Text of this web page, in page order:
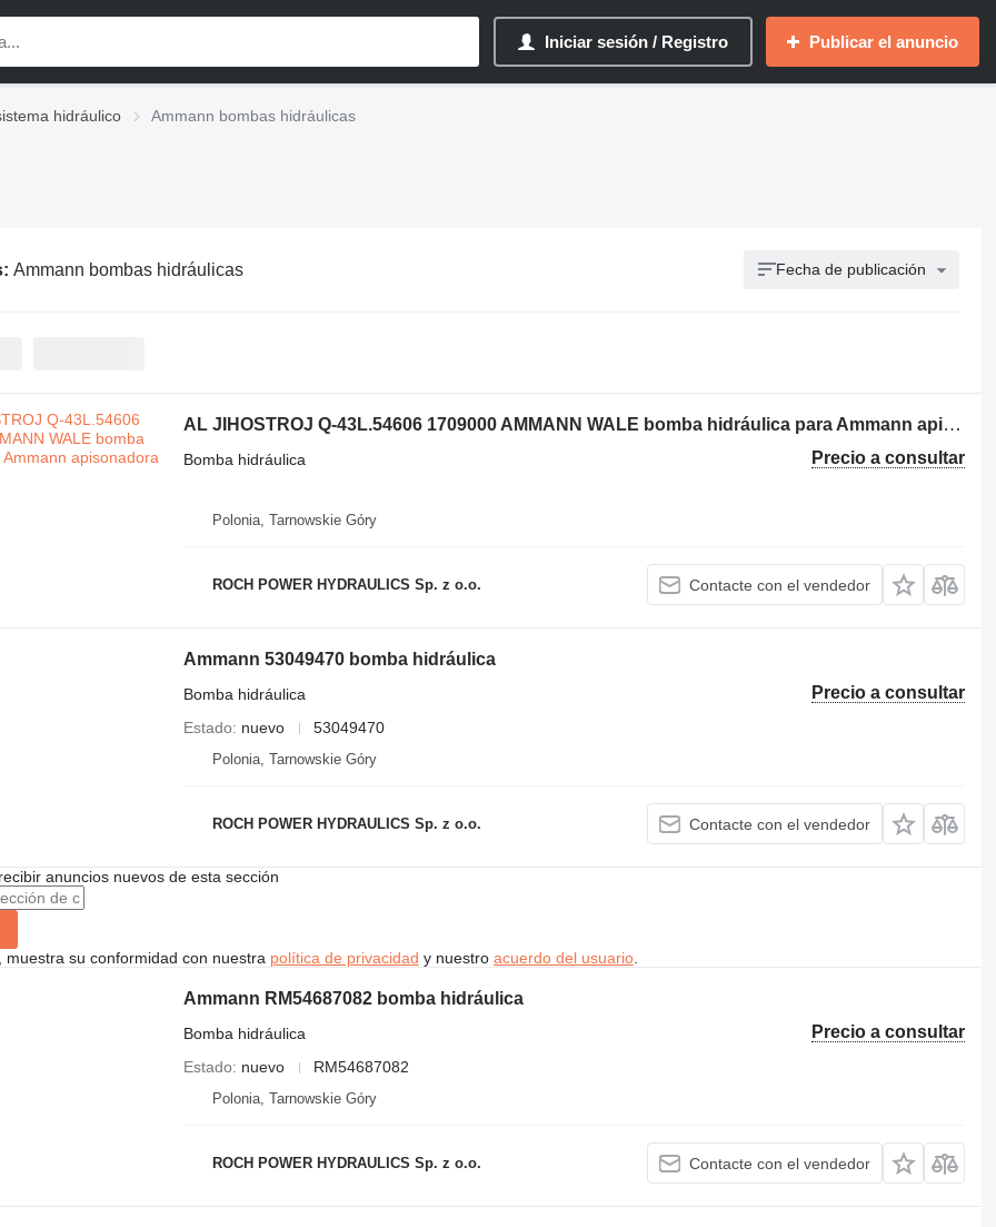
Iniciar sesión / Registro Publicar el anuncio
hidráulico Ammann bombas hidráulicas
Ammann bombas hidráulicas Fecha de publicación
AL JIHOSTROJ Q-43L.54606 1709000 AMMANN WALE bomba hidráulica para Ammann apisonadora
Precio a consultar
Bomba hidráulica
Polonia, Tarnowskie Góry
ROCH POWER HYDRAULICS Sp. z o.o. Contacte con el vendedor
Ammann 53049470 bomba hidráulica
Precio a consultar
Bomba hidráulica
Estado
nuevo 53049470
Polonia, Tarnowskie Góry
ROCH POWER HYDRAULICS Sp. z o.o. Contacte con el vendedor
anuncios nuevos de esta sección
muestra su conformidad con nuestra política de privacidad y nuestro acuerdo del usuario.
Ammann RM54687082 bomba hidráulica
Precio a consultar
Bomba hidráulica
Estado
nuevo RM54687082
Polonia, Tarnowskie Góry
ROCH POWER HYDRAULICS Sp. z o.o. Contacte con el vendedor